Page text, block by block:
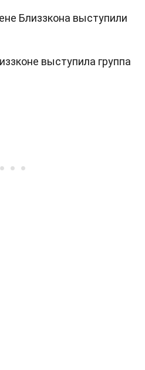
Близзкона выступили
выступила группа